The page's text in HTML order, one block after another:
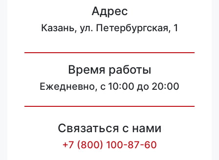
Адрес
Казань, ул. Петербургская, 1
Время работы
Ежедневно, с 10:00 до 20:00
Связаться с нами
+7 (800) 100-87-60